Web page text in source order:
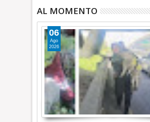
AL MOMENTO
06
Ago
2026